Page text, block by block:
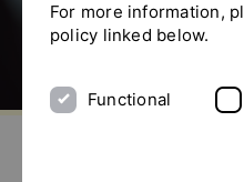
aller à la page d'accueil
For more information,
policy linked below.
Functional